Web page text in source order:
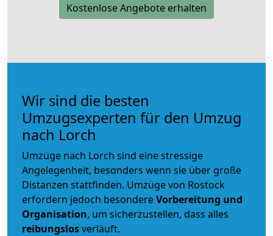
Kostenlose Angebote erhalten
Wir sind die besten
Umzugsexperten für den Umzug
nach Lorch
Umzüge nach Lorch sind eine stressige
Angelegenheit, besonders wenn sie über große
Distanzen stattfinden. Umzüge von Rostock
erfordern jedoch besondereVorbereitung und
Organisation, um sicherzustellen, dass alles
reibungslosverläuft.